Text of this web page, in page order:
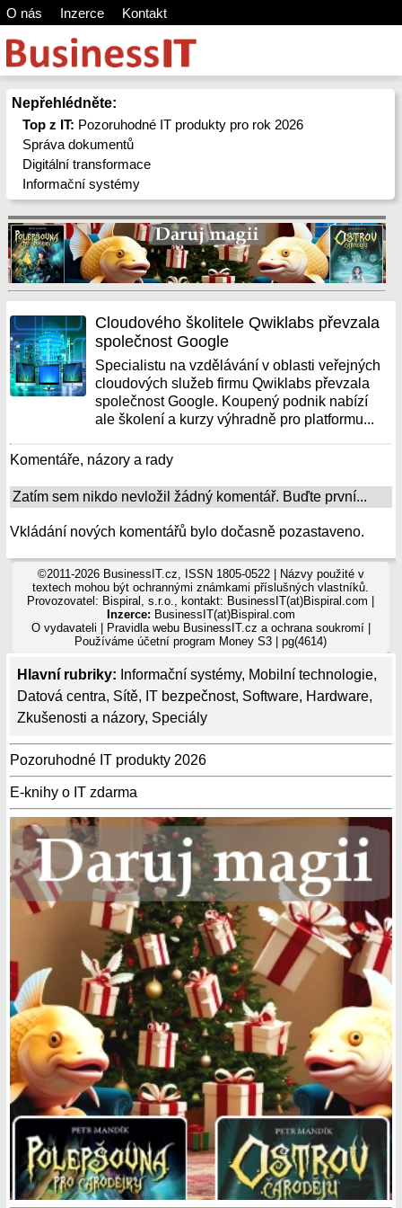
O nás Inzerce Kontakt
Nepřehlédněte:
Top z IT: Pozoruhodné IT produkty pro rok 2026
Správa dokumentů
Digitální transformace
Informační systémy
Hlavní rubriky: Informační systémy, Mobilní technologie,
Datová centra, Sítě, IT bezpečnost, Software, Hardware,
Zkušenosti a názory, Speciály
Pozoruhodné IT produkty 2026
E-knihy o IT zdarma
Cloudového školitele Qwiklabs převzala
společnost Google
Specialistu na vzdělávání v oblasti veřejných
cloudových služeb firmu Qwiklabs převzala
společnost Google. Koupený podnik nabízí
ale školení a kurzy výhradně pro platformu...
Komentáře, názory a rady
Zatím sem nikdo nevložil žádný komentář. Buďte první...
Vkládání nových komentářů bylo dočasně pozastaveno.
©2011-2026 BusinessIT.cz, ISSN 1805-0522 | Názvy použité v
textech mohou být ochrannými známkami příslušných vlastníků.
Provozovatel: Bispiral, s.r.o., kontakt: BusinessIT(at)Bispiral.com |
Inzerce: BusinessIT(at)Bispiral.com
O vydavateli
Pravidla webu BusinessIT.cz a ochrana soukromí|
Používámeúčetní program Money S3 | pg(4614)